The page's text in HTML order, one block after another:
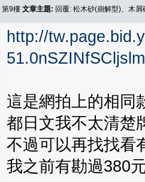
第9樓 文章主題: 回覆: 松木砂(崩解型)、木
http://
這是網拍上的相同
都日文我不太清楚
不過可以再找找看
我之前有勘過380